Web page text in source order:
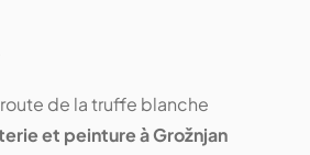
de la truffe blanche
et peinture à Grožnjan